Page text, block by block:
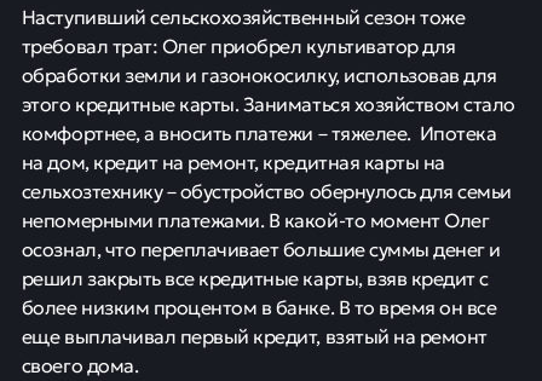
Наступивший сельскохозяйственный сезон тоже
требовал трат: Олег приобрел культиватор для
обработки земли и газонокосилку, использовав для
этого кредитные карты. Заниматься хозяйством стало
комфортнее, а вносить платежи – тяжелее. Ипотека
на дом, кредит на ремонт, кредитная карты на
сельхозтехнику – обустройство обернулось для семьи
непомерными платежами. В какой-то момент Олег
осознал, что переплачивает большие суммы денег и
решил закрыть все кредитные карты, взяв кредит с
более низким процентом в банке. В то время он все
еще выплачивал первый кредит, взятый на ремонт
своего дома.